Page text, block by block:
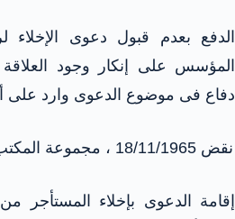
الدفع بعدم قبول دعوى
المؤسس على إنكار وجود العلاقة
دفاع فى موضوع الدعوى وارد على
نقض 18/11/1965 ، مجموعة المكتب الفنى سنة 16 ص 1119
إقامة الدعوى بإخلاء المستأجر